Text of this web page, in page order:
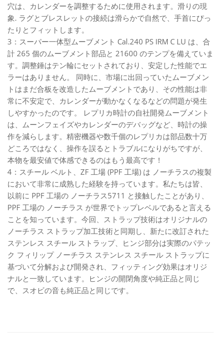
穴は、カレンダーを調整するために使用されます。滑りの現
象. ラグとブレスレットの接続は滑らかで自然で、手首にぴっ
たりとフィットします。
3：スーパー一体型ムーブメント Cal.240 PS IRM C LU は、合
計 265 個のムーブメント部品と 21600 のテンプを備えていま
す。調整錘はテン輪にセットされており、安定した性能でエ
ラーはありません。 同時に、市場に出回っていたムーブメン
トはまだ合板を改造したムーブメントであり、その性能は非
常に不安定で、カレンダーが動かなくなるなどの問題が発生
しやすかったのです。 レプリカ時計の自社開発ムーブメント
は、ムーンフェイズやカレンダーのデバッグなど、時計の操
作を減らします。精密機器や数千個のレプリカは部品数十万
どころではなく、操作を誤るとトラブルになりがちですが、
本物を最安値で体感できるのはもう最高です！
4： スチール ベルト、ZF 工場 (PPF 工場) は ノーチラスの複製
において非常に成熟した経験を持っています。私たちは皆、
以前に PPF 工場の ノーチラス5711 と接触したことがあり、
PPF 工場の ノーチラス が世界でトップレベルであると言える
ことを知っています。 今回、ストラップ技術はオリジナルの
ノーチラス ストラップ加工技術と同期し、新たに改訂された
ステンレス スチール ストラップ、ヒンジ部分は実際のパテッ
ク フィリップ ノーチラス ステンレス スチール ストラップに
基づいて分解および開発され、フィッティング効果はオリジ
ナルと一致しています。ヒンジの開閉角度や純正品と同じ
で、スオビの音も純正品と同じです。